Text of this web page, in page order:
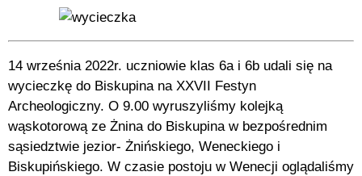
14 września 2022r. uczniowie klas 6a i 6b udali się na
wycieczkę do Biskupina na XXVII Festyn
Archeologiczny. O 9.00 wyruszyliśmy kolejką
wąskotorową ze Żnina do Biskupina w bezpośrednim
sąsiedztwie jezior- Żnińskiego, Weneckiego i
Biskupińskiego. W czasie postoju w Wenecji oglądaliśmy